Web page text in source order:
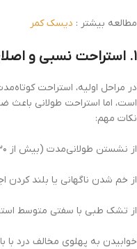
مطالعه بیشتر : دیسک کمر
۱. استراحت نسبی و اصلاح سبک زندگی
است، اما استراحت طولانی
نکات مهم:
از نشستن طولانی‌مدت (بیش از ۳۰ دقیقه) پرهیز کنید.
از خم شدن ناگهانی یا بلند
از تشک طبی با سفتی متوسط
خوابیدن به پهلوی مخالف درد